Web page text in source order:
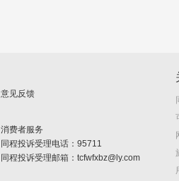
意见反馈
消费者服务
同程投诉受理电话：95711
同程投诉受理邮箱：tcfwfxbz@ly.com